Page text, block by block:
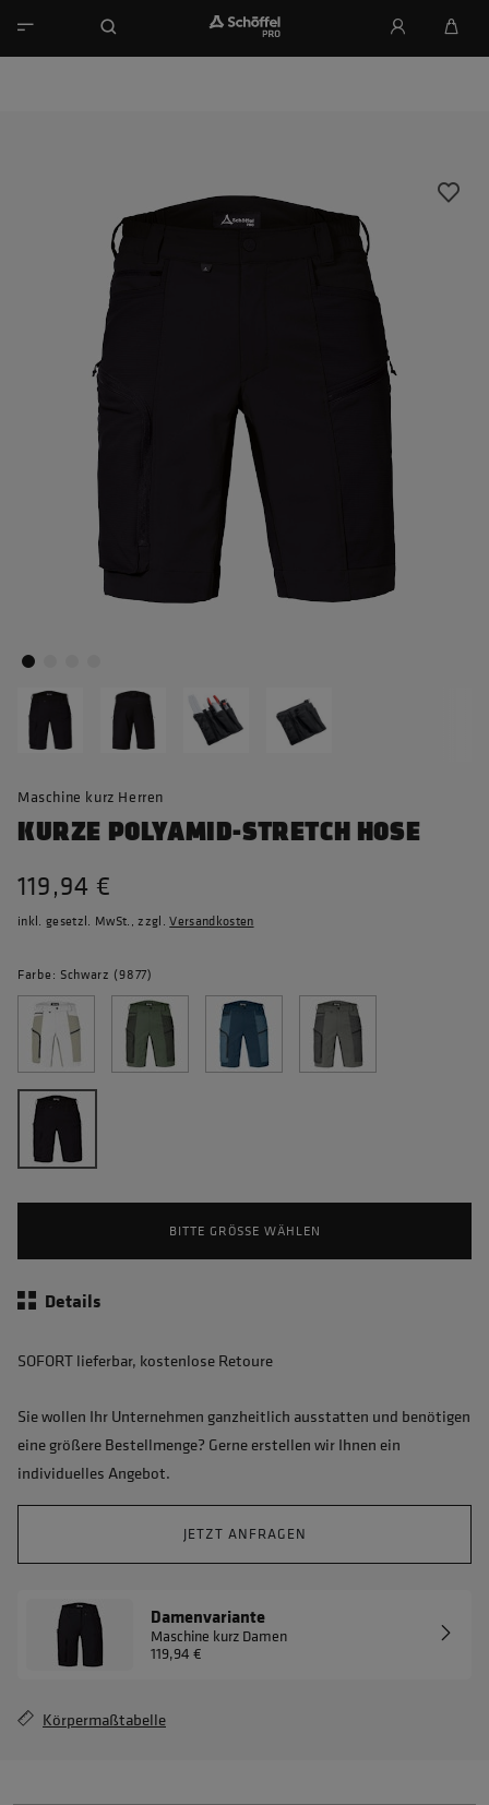
Maschine kurz Herren
KURZE POLYAMID-STRETCH HOSE
119,94 €
inkl. gesetzl. MwSt., zzgl.Versandkosten
Farbe: Schwarz (9877)
BITTE GRÖSSE WÄHLEN
Details
SOFORT lieferbar, kostenlose Retoure
Sie wollen Ihr Unternehmen ganzheitlich ausstatten und benötigen
eine größere Bestellmenge? Gerne erstellen wir Ihnen ein
individuelles Angebot.
JETZT ANFRAGEN
Damenvariante
Maschine kurz Damen
119,94 €
Körpermaßtabelle